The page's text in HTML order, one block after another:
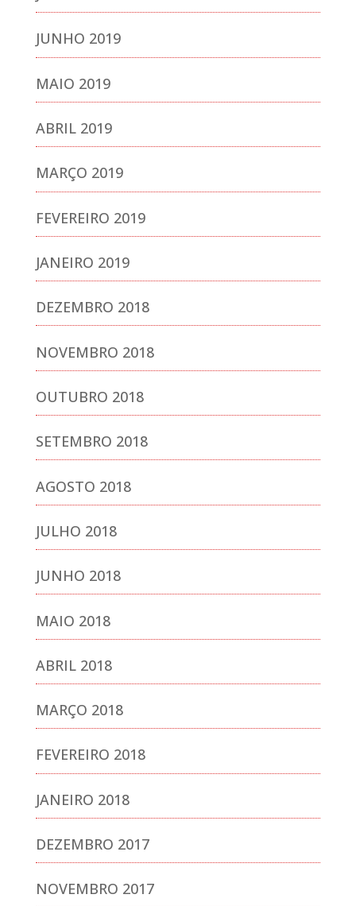
JUNHO 2019
MAIO 2019
ABRIL 2019
MARÇO 2019
FEVEREIRO 2019
JANEIRO 2019
DEZEMBRO 2018
NOVEMBRO 2018
OUTUBRO 2018
SETEMBRO 2018
AGOSTO 2018
JULHO 2018
JUNHO 2018
MAIO 2018
ABRIL 2018
MARÇO 2018
FEVEREIRO 2018
JANEIRO 2018
DEZEMBRO 2017
NOVEMBRO 2017